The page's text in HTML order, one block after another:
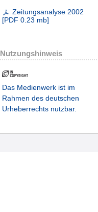
Zeitungsanalyse 2002
[PDF 0.23 mb]
Nutzungshinweis
Das Medienwerk ist im
Rahmen des deutschen
Urheberrechts nutzbar.